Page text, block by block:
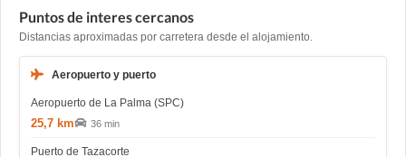
Puntos de interes cercanos
Distancias aproximadas por carretera desde el alojamiento.
Aeropuerto y puerto
Aeropuerto de La Palma (SPC)
25,7 km 36 min
Puerto de Tazacorte